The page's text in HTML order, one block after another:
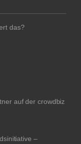
das?
auf der crowdbiz
–